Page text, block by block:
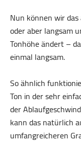
Nun können wir
oder aber langsam
Tonhöhe ändert –
einmal langsam.
So ähnlich
Ton in der sehr
der
kann das natürlich
umfangreicheren